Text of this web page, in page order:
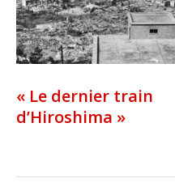
« Le dernier train
d’Hiroshima »